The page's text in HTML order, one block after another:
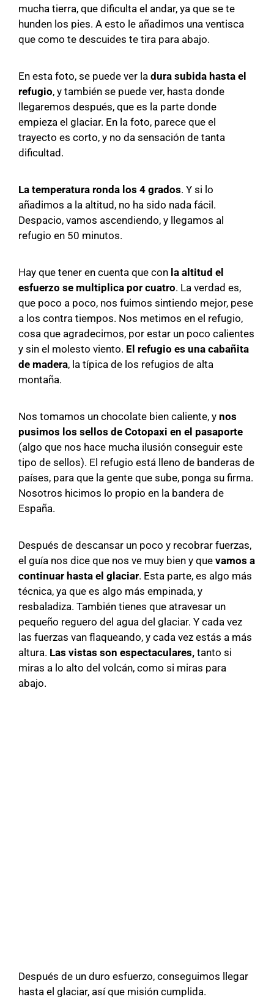
mucha tierra, que dificulta el andar, ya que se te
hunden los pies. A esto le añadimos una ventisca
que como te descuides te tira para abajo.
En esta foto, se puede ver la dura subida hasta el
refugio, y también se puede ver, hasta donde
llegaremos después, que es la parte donde
empieza el glaciar. En la foto, parece que el
trayecto es corto, y no da sensación de tanta
dificultad.
La temperatura ronda los 4 grados. Y si lo
añadimos a la altitud, no ha sido nada fácil.
Despacio, vamos ascendiendo, y llegamos al
refugio en 50 minutos.
Hay que tener en cuenta que conla altitud el
esfuerzo se multiplica por cuatro. La verdad es,
que poco a poco, nos fuimos sintiendo mejor, pese
a los contra tiempos. Nos metimos en el refugio,
cosa que agradecimos, por estar un poco calientes
y sin el molesto viento. El refugio es una cabañita
de madera, la típica de los refugios de alta
montaña.
Nos tomamos un chocolate bien caliente, y nos
pusimos los sellos de Cotopaxi en el pasaporte
(algo que nos hace mucha ilusión conseguir este
tipo de sellos). El refugio está lleno de banderas de
países, para que la gente que sube, ponga su firma.
Nosotros hicimos lo propio en la bandera de
España.
Después de descansar un poco y recobrar fuerzas,
el guía nos dice que nos ve muy bien y quevamos a
continuar hasta el glaciar. Esta parte, es algo más
técnica, ya que es algo más empinada, y
resbaladiza. También tienes que atravesar un
pequeño reguero del agua del glaciar. Y cada vez
las fuerzas van flaqueando, y cada vez estás a más
altura. Las vistas son espectaculares,tanto si
miras a lo alto del volcán, como si miras para
abajo.
Después de un duro esfuerzo, conseguimos llegar
hasta el glaciar, así que misión cumplida.